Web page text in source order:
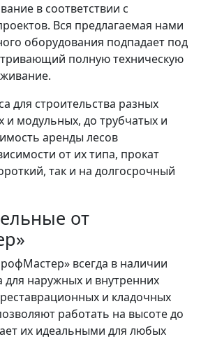
в соответствии с
Вся предлагаемая нами
оборудования подпадает под
полную техническую
для строительства разных
и модульных, до трубчатых и
аренды лесов
от их типа, прокат
так и на долгосрочный
от
всегда в наличии
для наружных и внутренних
и кладочных
работать на высоте до
их идеальными для любых